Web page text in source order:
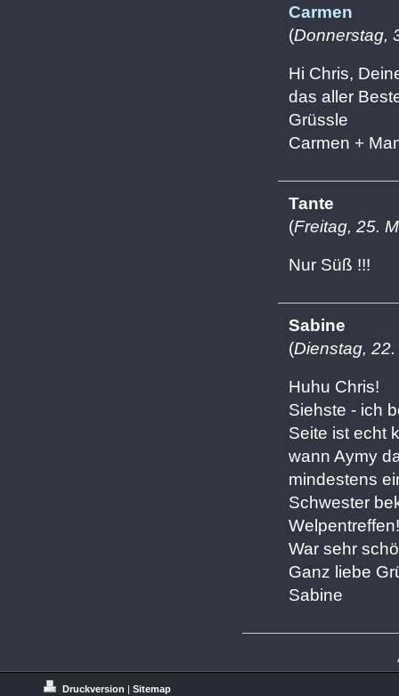
Carmen
(Donnerstag,
Hi Chris,
das aller
Grüssle
Carmen +
Tante
(Freitag, 25.
Nur Süß !!!
Sabine
(Dienstag,
Huhu Chris!
Siehste - ich
Seite ist echt
wann Aymy
mindestens
Schwester
Welpentreffen!
War sehr
Ganz liebe
Sabine
Druckversion | Sitemap